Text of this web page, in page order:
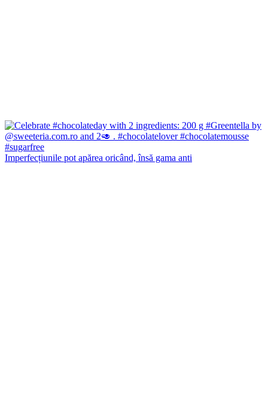
Imperfecțiunile pot apărea oricând, însă gama anti